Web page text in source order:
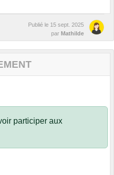
Publié le 15 sept. 2025
par Mathilde
participer aux